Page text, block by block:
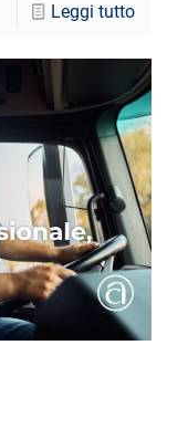
Leggi tutto